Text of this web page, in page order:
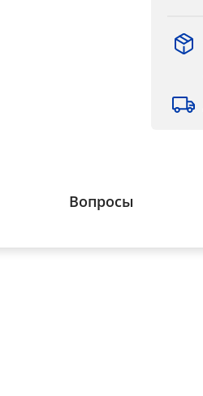
Вопросы